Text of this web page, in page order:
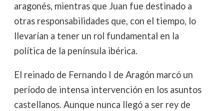
aragonés, mientras que Juan fue destinado a
otras responsabilidades que, con el tiempo, lo
llevarían a tener un rol fundamental en la
política de la península ibérica.
El reinado de Fernando I de Aragón marcó un
período de intensa intervención en los asuntos
castellanos. Aunque nunca llegó a ser rey de